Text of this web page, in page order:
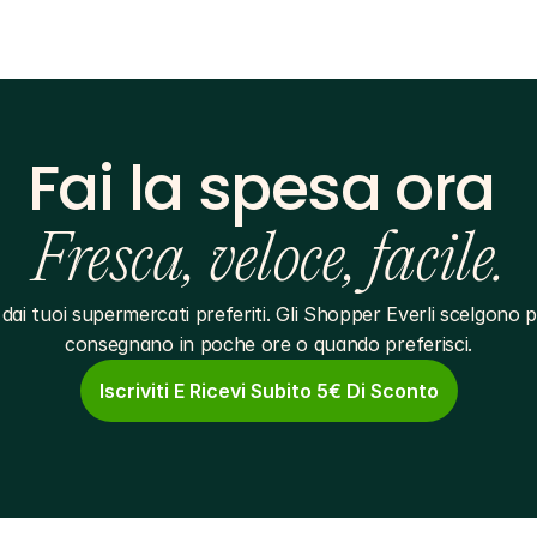
Fai la spesa ora
Fresca, veloce, facile.
tuoi supermercati preferiti. Gli Shopper Everli scelgono
consegnano in poche ore o quando preferisci.
Iscriviti E Ricevi Subito 5€ Di Sconto